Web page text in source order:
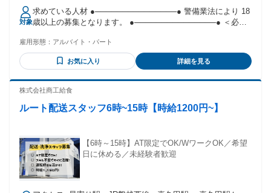
われる通勤・皆勤・家族手当金額：なし 全員に一律で支払わ
れるその他手当金額：なし ◆資格手当あり：会社規定 ◆昇給
あり ◆賞与あり：年2回 ※週払い・日払いは相談可能です。
対象
求めている人材 ●───────────────● 警備業法により 18
歳以上の募集となります。 ●───────────────● ＜必須
の方 ◆長期的に働ける方 ＜歓迎条件＞ ￣￣￣￣￣￣￣￣￣
￣￣￣￣￣￣￣￣￣￣ ◆警備関連の資格をお持ちの方 ◆普通
自動車免許をお持ちの方 ※免許お持ちでない方も応募OK ◆
クOK ◆主婦・主夫歓迎 ◆シニア活躍中！ ＼こんな方にオス
すことが好きな方 ◎真面目に仕事に取り組める方 ◎コミュニ
・施設警備 ・常駐警備 ・イベント警備 ・巡回 ・監視 ・安全
管理 ・駐車場管理 ・モニター監視 ・工事現場警備 ・セキュ
リティスタッフ ・駐輪場管理 ・環境安全スタッフ ・守衛 ・
道路巡回
雇用形態： アルバイト・パート
お気に入り 詳細を見る
株式会社商工給食
ルート配送スタッフ6時~15時【時給1200円~】
【6時～15時】AT限定でOK/WワークOK／希望
日に休める／未経験者歓迎